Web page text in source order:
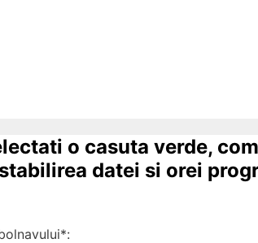
o casuta verde,
datei si orei